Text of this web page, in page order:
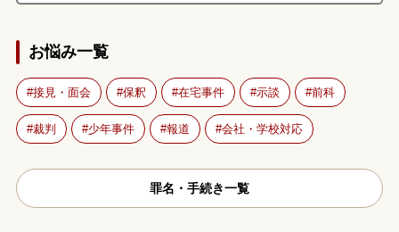
お悩み一覧
接見・面会 保釈 在宅事件 示談 前科
裁判 少年事件 報道 会社・学校対応
罪名・手続き一覧